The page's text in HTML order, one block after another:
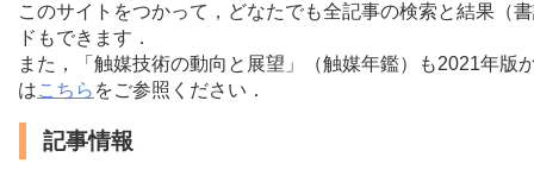
このサイトをつかって，どなたでも全記事の検索と結果（
ドもできます．
また，「触媒技術の動向と展望」（触媒年鑑）も2021年
はこちら をご参照ください．
記事情報